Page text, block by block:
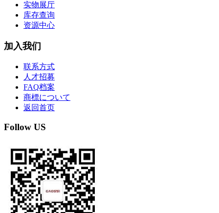
实物展厅
库存查询
资源中心
加入我们
联系方式
人才招募
FAQ档案
商標について
返回首页
Follow US